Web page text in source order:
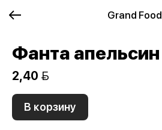
Grand Food
Фанта апельсин
2,40 
В корзину